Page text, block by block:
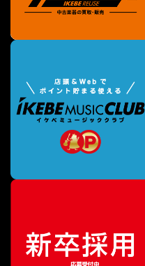
販売価格¥36,300（税込）